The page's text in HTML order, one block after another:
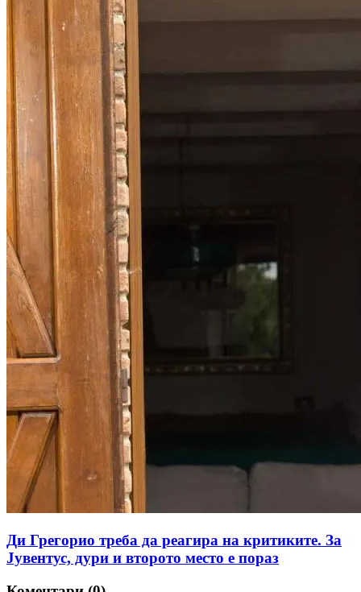
Ди Грегорио треба да реагира на критиките. За
Јувентус, дури и второто место е пораз